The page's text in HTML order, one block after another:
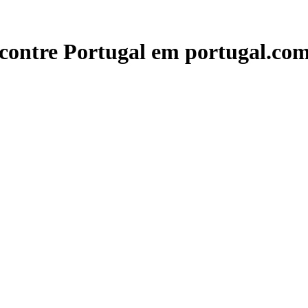
Portugal em